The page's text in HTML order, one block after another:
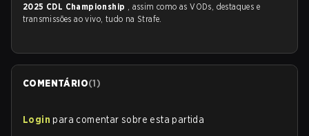
2025 CDL Championship , assim como as VODs, destaques e
transmissões ao vivo, tudo na Strafe.
COMENTÁRIO(1)
Login para comentar sobre esta partida